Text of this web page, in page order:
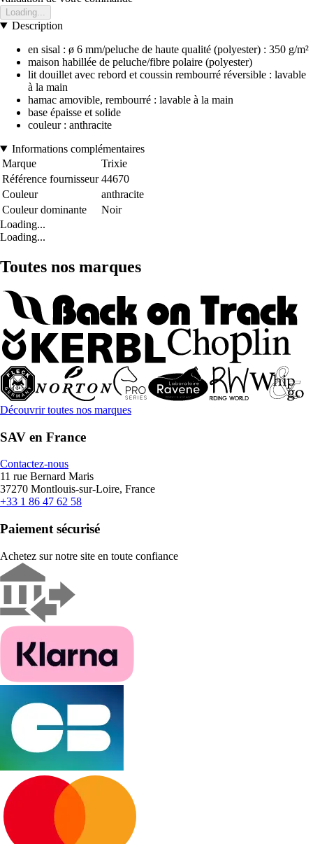
Loading...
Description
en sisal : ø 6 mm/peluche de haute qualité (polyester) : 350 g/m²
maison habillée de peluche/fibre polaire (polyester)
lit douillet avec rebord et coussin rembourré réversible : lavable
à la main
hamac amovible, rembourré : lavable à la main
base épaisse et solide
couleur : anthracite
Informations complémentaires
Marque
Trixie
Référence fournisseur 44670
Couleur
anthracite
Couleur dominante
Noir
Loading...
Loading...
Toutes nos marques
Découvrir toutes nos marques
SAV en France
Contactez-nous
11 rue Bernard Maris
37270 Montlouis-sur-Loire, France
+33 1 86 47 62 58
Paiement sécurisé
Achetez sur notre site en toute confiance